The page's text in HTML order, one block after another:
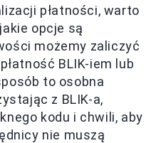
płatności, warto
opcje są
możemy zaliczyć
BLIK-iem lub
to osobna
z BLIK-a,
kodu i chwili, aby
nie muszą